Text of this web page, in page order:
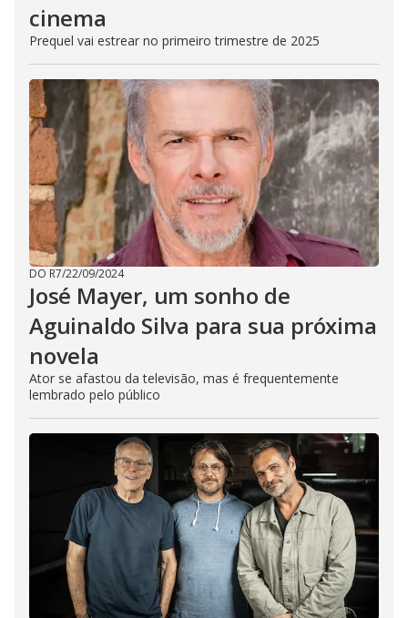
cinema
Prequel vai estrear no primeiro trimestre de 2025
DO R7/22/09/2024
José Mayer, um sonho de
Aguinaldo Silva para sua próxima
novela
Ator se afastou da televisão, mas é frequentemente
lembrado pelo público